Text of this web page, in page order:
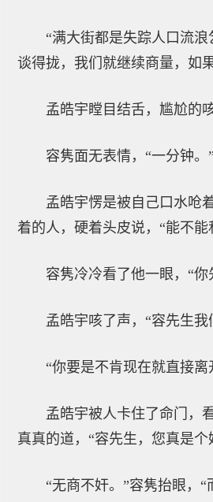
“满大街都是失踪人口流
谈得拢，我们就继续商量，如
孟皓宇瞠目结舌，尴尬
容隽面无表情，“一分钟。”
孟皓宇愣是被自己口水呛
着的人，硬着头皮说，“能不能
容隽冷冷看了他一眼，“
孟皓宇咳了声，“容先生
“你要是不肯现在就直接离
孟皓宇被人卡住了命门，
真真的道，“容先生，您真是个
“无商不奸。”容隽抬眼，